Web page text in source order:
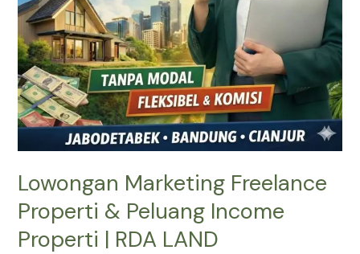
Lowongan Marketing Freelance
Properti & Peluang Income
Properti | RDA LAND
RDA
LAND